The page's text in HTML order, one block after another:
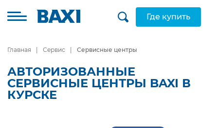
Где купить
Главная Сервис Сервисные центры
АВТОРИЗОВАННЫЕ
СЕРВИСНЫЕ ЦЕНТРЫ BAXI В
КУРСКЕ